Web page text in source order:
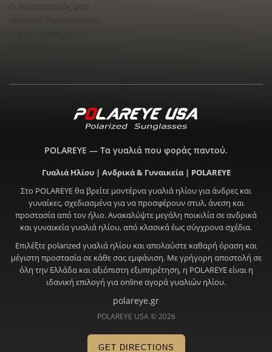
Ο Λογαριασμός μου
POLAREYE — Τα γυαλιά που φοράς παντού.
Γυαλιά Ηλίου | Ανδρικά & Γυναικεία | POLAREYE
Στο POLAREYE θα βρείτε μοντέρνα γυαλιά ηλίου για άνδρες και
γυναίκες, σχεδιασμένα για να προσφέρουν στυλ, άνεση και
προστασία από τον ήλιο. Ανακαλύψτε μεγάλη ποικιλία σε ανδρικά
και γυναικεία γυαλιά ηλίου, από κλασικά έως σύγχρονα σχέδια.
Επιλέξτε polarized γυαλιά ηλίου και απολαύστε καθαρή όραση και
μέγιστη προστασία σε κάθε σας εμφάνιση. Με γρήγορη αποστολή σε
όλη την Ελλάδα και αξιόπιστη εξυπηρέτηση, η POLAREYE είναι η
ιδανική επιλογή για online αγορά γυαλιών ηλίου.
polareye.gr
POLAREYE USA © 2026
GET DIRECTIONS